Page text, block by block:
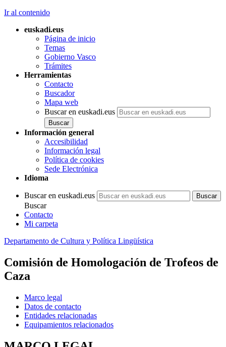
Ir al contenido
euskadi.eus
Página de inicio
Temas
Gobierno Vasco
Trámites
Herramientas
Contacto
Buscador
Mapa web
Buscar en euskadi.eus
Información general
Accesibilidad
Información legal
Política de cookies
Sede Electrónica
Idioma
Buscar en euskadi.eus
Buscar
Contacto
Mi carpeta
Departamento de Cultura y Política Lingüística
Comisión de Homologación de Trofeos de
Caza
Marco legal
Datos de contacto
Entidades relacionadas
Equipamientos relacionados